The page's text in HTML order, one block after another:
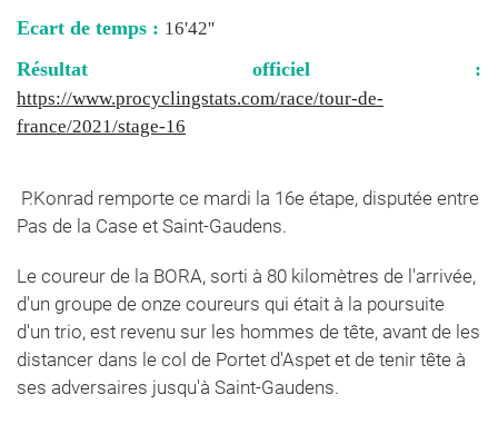
Ecart de temps : 16'42''
Résultat officiel :
https://www.procyclingstats.com/race/tour-de-
france/2021/stage-16
P.Konrad remporte ce mardi la 16e étape, disputée entre
Pas de la Case et Saint-Gaudens.
Le coureur de la BORA, sorti à 80 kilomètres de l'arrivée,
d'un groupe de onze coureurs qui était à la poursuite
d'un trio, est revenu sur les hommes de tête, avant de les
distancer dans le col de Portet d'Aspet et de tenir tête à
ses adversaires jusqu'à Saint-Gaudens.